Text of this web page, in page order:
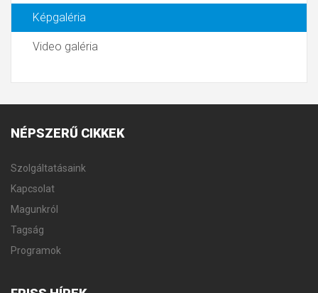
Képgaléria
Video galéria
NÉPSZERŰ CIKKEK
Szolgáltatásaink
Kapcsolat
Magunkról
Tagság
Programok